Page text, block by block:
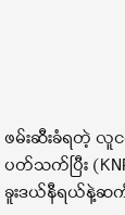
ဖမ်းဆီးခံရတဲ့ လူ
ပတ်သက်ပြီး
ခူးဒယ်နီရယ်နဲ့ဆက်